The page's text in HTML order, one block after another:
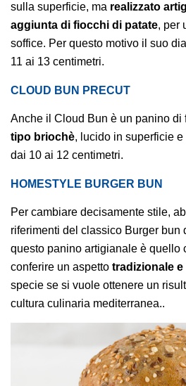
sulla superficie, ma realizzato
aggiunta di fiocchi di patate, per
soffice. Per questo motivo il suo
11 ai 13 centimetri.
CLOUD BUN PRECUT
Anche il Cloud Bun è un panino di
tipo briochè, lucido in superficie
dai 10 ai 12 centimetri.
HOMESTYLE BURGER BUN
Per cambiare decisamente stile,
riferimenti del classico Burger bun
questo panino artigianale è quello
conferire un aspetto tradizionale
specie se si vuole ottenere un
cultura culinaria mediterranea..